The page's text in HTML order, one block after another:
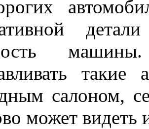
салоном,
может